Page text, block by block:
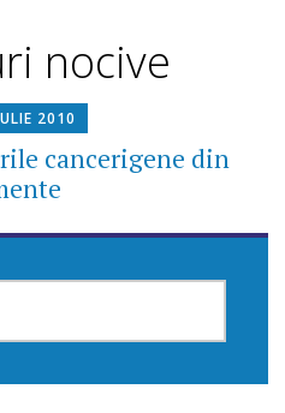
nocive
2010
cancerigene din